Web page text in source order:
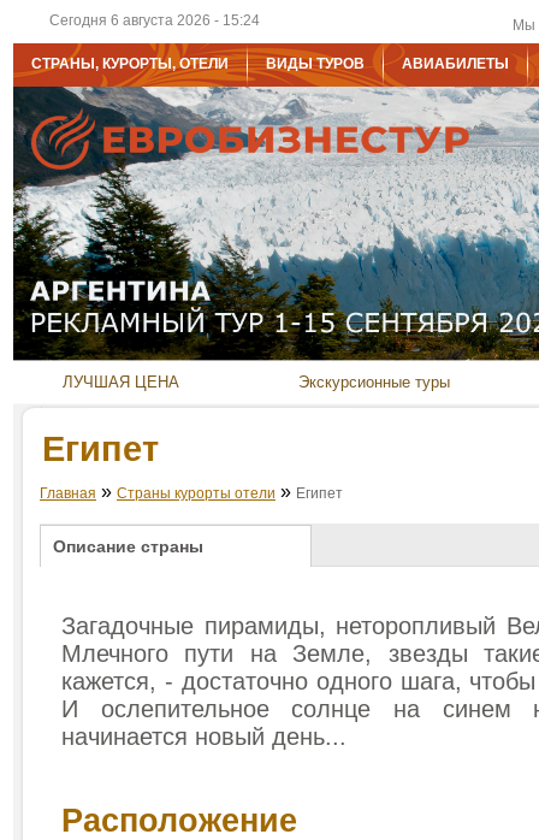
Сегодня 6 августа 2026 - 15:24 Мы
СТРАНЫ, КУРОРТЫ, ОТЕЛИ ВИДЫ ТУРОВ АВИАБИЛЕТЫ
ЛУЧШАЯ ЦЕНА Экскурсионные туры
Египет
Главная » Страны курорты отели » Египет
Описание страны
Загадочные пирамиды, неторопливый
Млечного пути на Земле, звезды
кажется, - достаточно одного шага,
И ослепительное солнце на синем
начинается новый день...
Расположение